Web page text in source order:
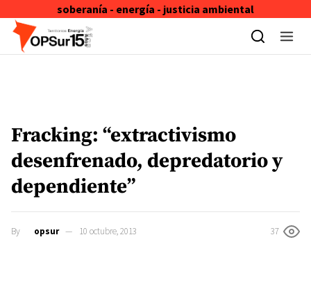
soberanía - energía - justicia ambiental
Skip to content
Fracking: “extractivismo
desenfrenado, depredatorio y
dependiente”
By opsur 10 octubre, 2013 37